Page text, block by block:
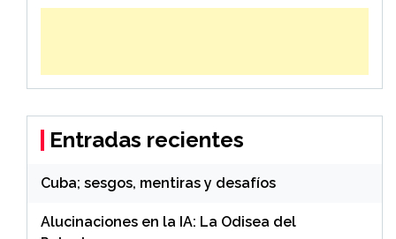
Entradas recientes
Cuba; sesgos, mentiras y desafíos
Alucinaciones en la IA: La Odisea del